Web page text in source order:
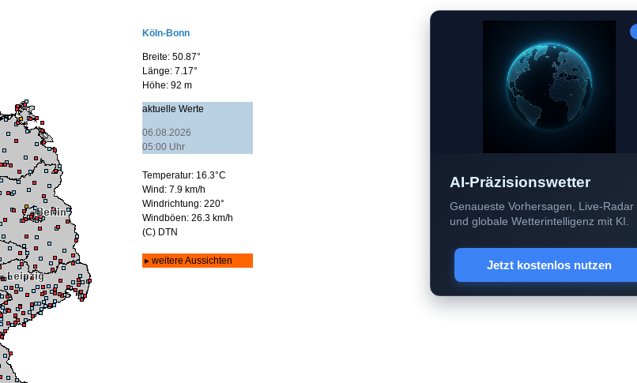
AI-Präzisionswetter
Genaueste Vorhersagen, Live-Radar
und globale Wetterintelligenz mit KI.
Jetzt kostenlos nutzen